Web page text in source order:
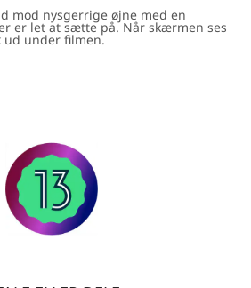
mod nysgerrige øjne med en
er let at sætte på. Når skærmen ses
ud under filmen.